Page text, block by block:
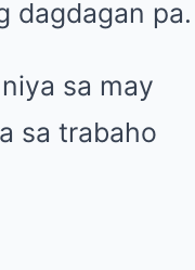
dagdagan pa.
sa may
sa trabaho